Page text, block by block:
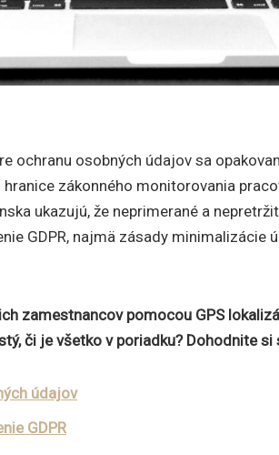
ochranu osobných údajov sa
zákonného monitorovania
ukazujú, že neprimerané a
GDPR, najmä zásady minimalizácie
zamestnancov pomocou GPS
či je všetko v poriadku? Dohodnite si
údajov
GDPR